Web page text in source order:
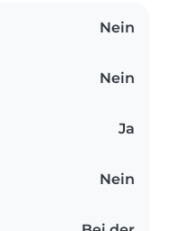
Nein
Nein
Ja
Nein